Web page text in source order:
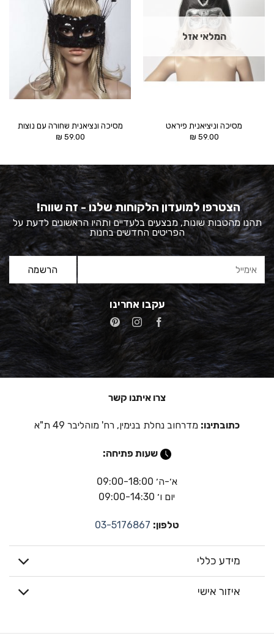
המלאי אזל
מסיכה וניציאנית פיראט
59.00
₪
מסיכה ונציאנית שחורה עם נוצות
59.00
₪
הצטרפו למועדון הלקוחות שלנו - זה שווה!
תהנו מהטבות שונות, מבצעים בלעדיים ותהיו הראשונים לדעת על
הפריטים החדשים בחנות
עקבו אחרינו
צרו איתנו קשר
כתובתינו: מדרחוב נחלת בנימין, רח' מוהליבר 49 ת"א
שעות פתיחה:
א׳-ה׳ 09:00-18:00
יום ו׳ 09:00-14:30
טלפון: 03-5176867
מידע כללי
איזור אישי